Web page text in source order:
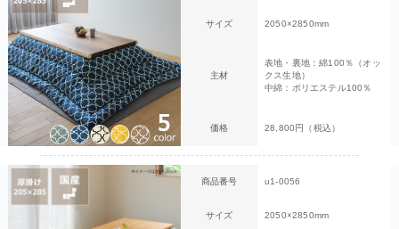
サイズ 2050×2850mm
主材
表地・裏地：綿100％（オッ
クス生地）
中綿：ポリエステル100％
価格 28,800円（税込）
商品番号 u1-0056
サイズ 2050×2850mm